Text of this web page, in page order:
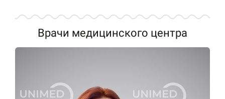
Врачи медицинского центра